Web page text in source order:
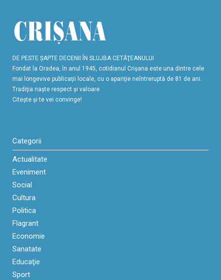
DE PESTE ŞAPTE DECENII ÎN SLUJBA CETĂŢEANULUI
Fondat la Oradea, în anul 1945, cotidianul Crişana este una dintre cele
mai longevive publicaţii locale, cu o apariţie neîntreruptă de 81 de ani.
Tradiţia naşte respect şi valoare.
Citeşte şi te vei convinge!
Categorii
Actualitate
Eveniment
Social
Cultura
Politica
Flagrant
Economie
Sanatate
Educaţie
Sport